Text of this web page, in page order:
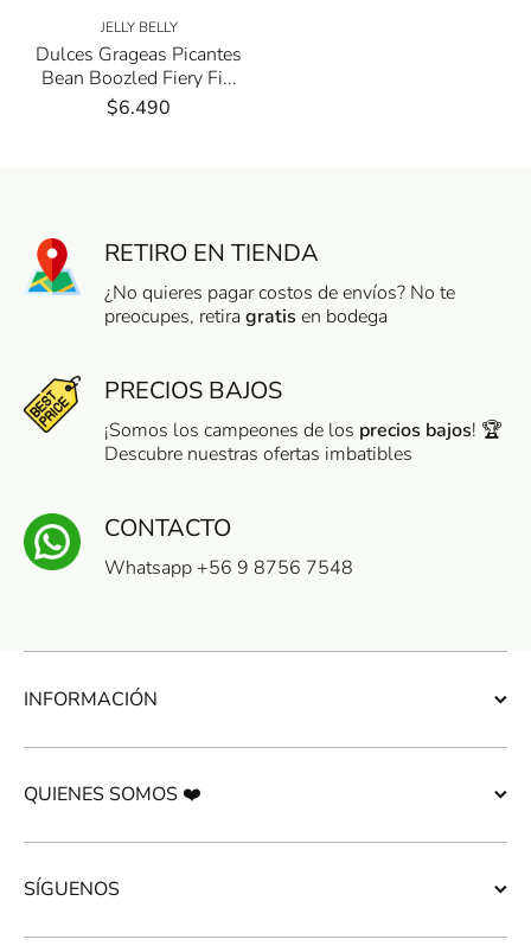
JELLY BELLY
Dulces Grageas Picantes
Bean Boozled Fiery Fi...
$6.490
RETIRO EN TIENDA
¿No quieres pagar costos de envíos? No te
preocupes, retira gratis en bodega
PRECIOS BAJOS
¡Somos los campeones de los precios bajos! 🏆
Descubre nuestras ofertas imbatibles
CONTACTO
Whatsapp +56 9 8756 7548
INFORMACIÓN
QUIENES SOMOS ❤️
SÍGUENOS